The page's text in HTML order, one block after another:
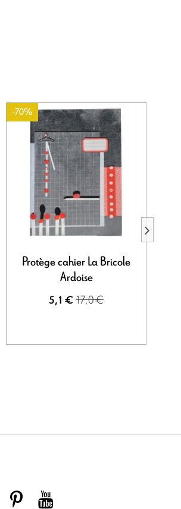
-70%
Protège cahier La Bricole
Ardoise
5,1 € 17,0 €